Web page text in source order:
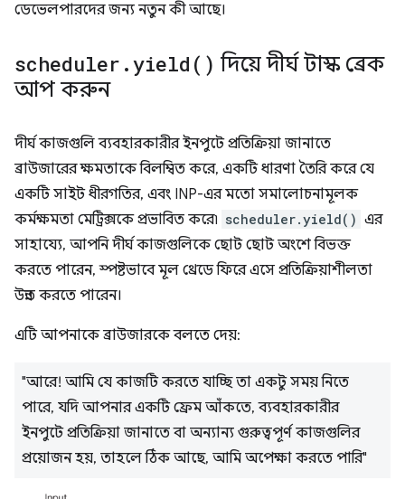
ডেভেলপারদের জন্য নতুন কী আছে।
scheduler .yield( ) দিয়ে দীর্ঘ টাস্ক ব্রেক
আপ করুন
দীর্ঘ কাজগুলি ব্যবহারকারীর ইনপুটে প্রতিক্রিয়া জানাতে
ব্রাউজারের ক্ষমতাকে বিলম্বিত করে, একটি ধারণা তৈরি করে যে
একটি সাইট ধীরগতির, এবং INP-এর মতো সমালোচনামূলক
কর্মক্ষমতা মেট্রিক্সকে প্রভাবিত করে৷ scheduler.yield() এর
সাহায্যে, আপনি দীর্ঘ কাজগুলিকে ছোট ছোট অংশে বিভক্ত
করতে পারেন, স্পষ্টভাবে মূল থ্রেডে ফিরে এসে প্রতিক্রিয়াশীলতা
উন্নত করতে পারেন।
এটি আপনাকে ব্রাউজারকে বলতে দেয়:
"আরে! আমি যে কাজটি করতে যাচ্ছি তা একটু সময় নিতে
পারে, যদি আপনার একটি ফ্রেম আঁকতে, ব্যবহারকারীর
ইনপুটে প্রতিক্রিয়া জানাতে বা অন্যান্য গুরুত্বপূর্ণ কাজগুলির
প্রয়োজন হয়, তাহলে ঠিক আছে, আমি অপেক্ষা করতে পারি"